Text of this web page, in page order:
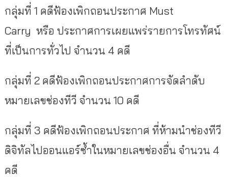
กลุ่มที่ 1 คดีฟ้องเพิกถอนประกาศ Must
Carry หรือ ประกาศการเผยแพร่รายการโทรทัศน์
ที่เป็นการทั่วไป จำนวน 4 คดี
กลุ่มที่ 2 คดีฟ้องเพิกถอนประกาศการจัดลำดับ
หมายเลขช่องทีวี จำนวน 10 คดี
กลุ่มที่ 3 คดีฟ้องเพิกถอนประกาศ ที่ห้ามนำช่องทีวี
ดิจิทัลไปออนแอร์ซ้ำในหมายเลขช่องอื่น จำนวน 4
คดี